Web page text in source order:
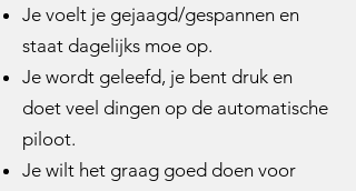
Je voelt je gejaagd/gespannen en
staat dagelijks moe op.
Je wordt geleefd, je bent druk en
doet veel dingen op de automatische
piloot.
Je wilt het graag goed doen voor